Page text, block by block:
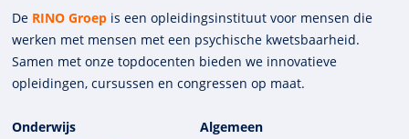
De RINO Groep is een opleidings­insti­tuut voor mensen die
werken met mensen met een psychische kwets­baar­heid.
Samen met onze top­docenten bieden we innova­tieve
opleidingen, cursussen en congres­sen op maat.
Onderwijs
Algemeen